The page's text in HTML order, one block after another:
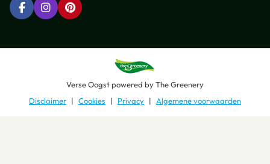
Ga naar Facebook
Ga naar Instagram
Ga naar Pinterest
Verse Oogstpowered byThe Greenery
Disclaimer
Cookies Privacy Algemene voorwaarden